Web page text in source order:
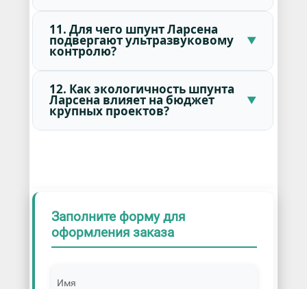
11. Для чего шпунт Ларсена
подвергают ультразвуковому
контролю?
12. Как экологичность шпунта
Ларсена влияет на бюджет
крупных проектов?
Заполните форму для
оформления заказа
Имя